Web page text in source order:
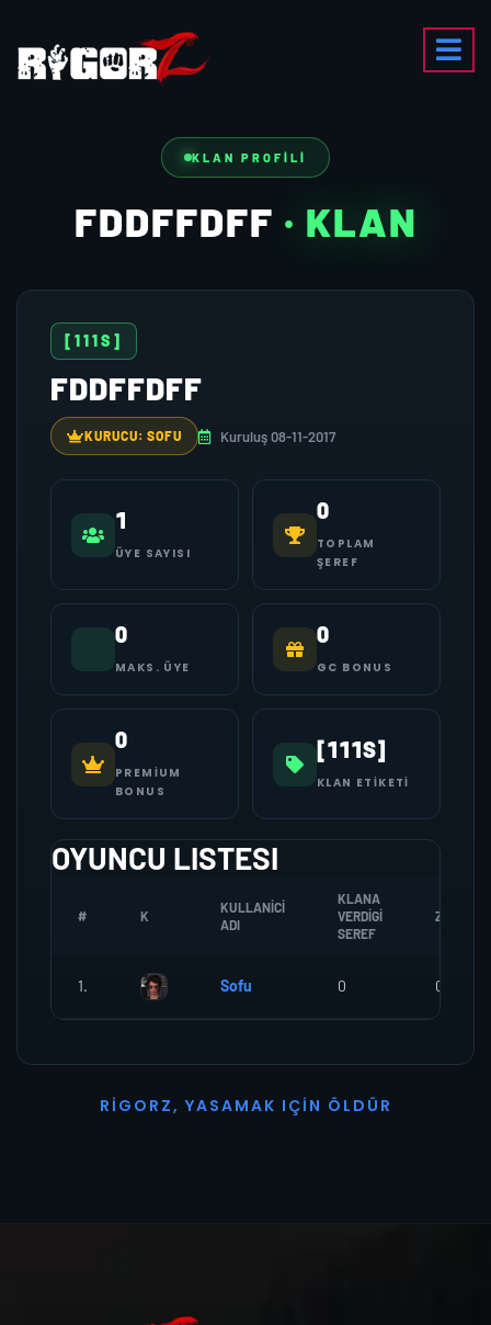
KLAN PROFILI
FDDFFDFF · KLAN
[111S]
FDDFFDFF
KURUCU: SOFU Kuruluş 08-11-2017
1
ÜYE SAYISI
0
TOPLAM
ŞEREF
0
MAKS. ÜYE
0
GC BONUS
0
PREMIUM
BONUS
[111S]
KLAN ETIKETI
OYUNCU LISTESI
# K
KULLANICI
ADI
KLANA
VERDIGI
SEREF
ZOMBI
1. Sofu 0 0
R I G O R Z, YASAMAK I ÇI N Ö L D Ü R